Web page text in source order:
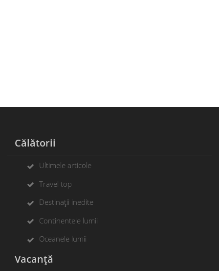
Călătorii
Ultimele articole
Travel top
Destinații inedite
Continentele lumii
Oceanele lumii
Vacanță